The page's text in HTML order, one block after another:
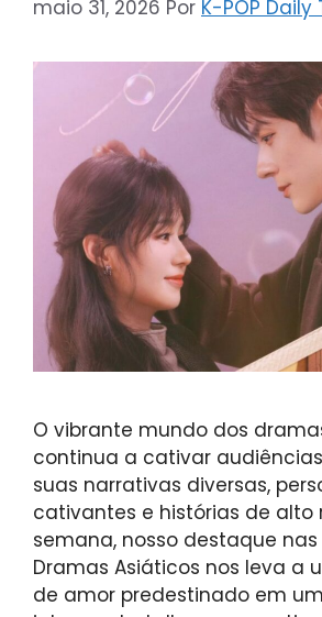
maio 31, 2026 Por K-POP Daily
O vibrante mundo dos
continua a cativar
suas narrativas diversas,
cativantes e histórias de alto
semana, nosso destaque
Dramas Asiáticos nos leva a
de amor predestinado em